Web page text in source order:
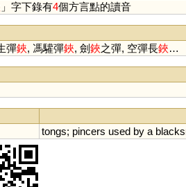
」字下錄有4個方言點的讀音
彈鋏, 馮驩彈鋏, 劍鋏之彈, 空彈長鋏…
tongs; pincers used by a